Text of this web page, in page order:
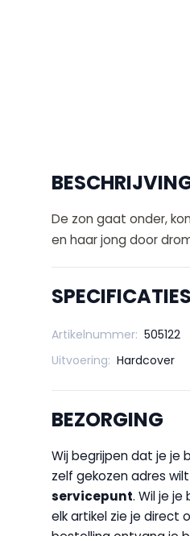
De zon gaat onder,
en haar jong door
SPECIFICATIES
Artikelnummer: 505122
Uitvoering: Hardcover
BEZORGING
Wij begrijpen dat je je
zelf gekozen adres
servicepunt. Wil je
elk artikel zie je direct